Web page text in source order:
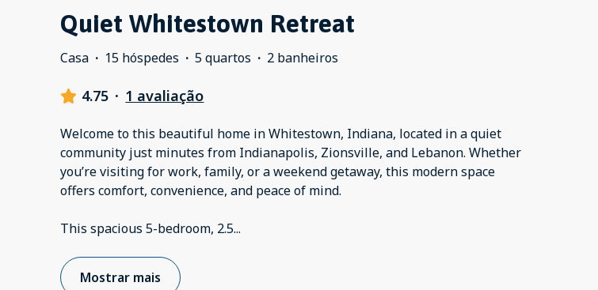
Quiet Whitestown Retreat
Casa · 15 hóspedes · 5 quartos · 2 banheiros
4.75 · 1 avaliação
Welcome to this beautiful home in Whitestown, Indiana, located in a quiet
community just minutes from Indianapolis, Zionsville, and Lebanon. Whether
you’re visiting for work, family, or a weekend getaway, this modern space
offers comfort, convenience, and peace of mind.
This spacious 5-bedroom, 2.5...
Mostrar mais